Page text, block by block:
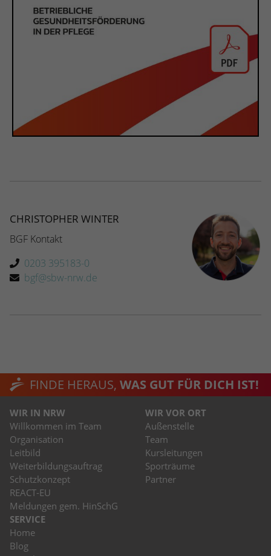
CHRISTOPHER WINTER
BGF Kontakt
0203 395183-0
bgf@sbw-nrw.de
FINDE HERAUS, WAS GUT FÜR DICH IST!
WIR IN NRW
Willkommen im Team
Organisation
Leitbild
Weiterbildungsauftrag
Schutzkonzept
REACT-EU
Meldungen gem. HinSchG
WIR VOR ORT
Außenstelle
Team
Kursleitungen
Sporträume
Partner
SERVICE
Home
Blog